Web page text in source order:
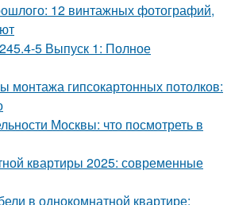
12 винтажных фотографий,
5 Выпуск 1: Полное
монтажа гипсокартонных потолков:
Москвы: что посмотреть в
квартиры 2025: современные
в однокомнатной квартире: